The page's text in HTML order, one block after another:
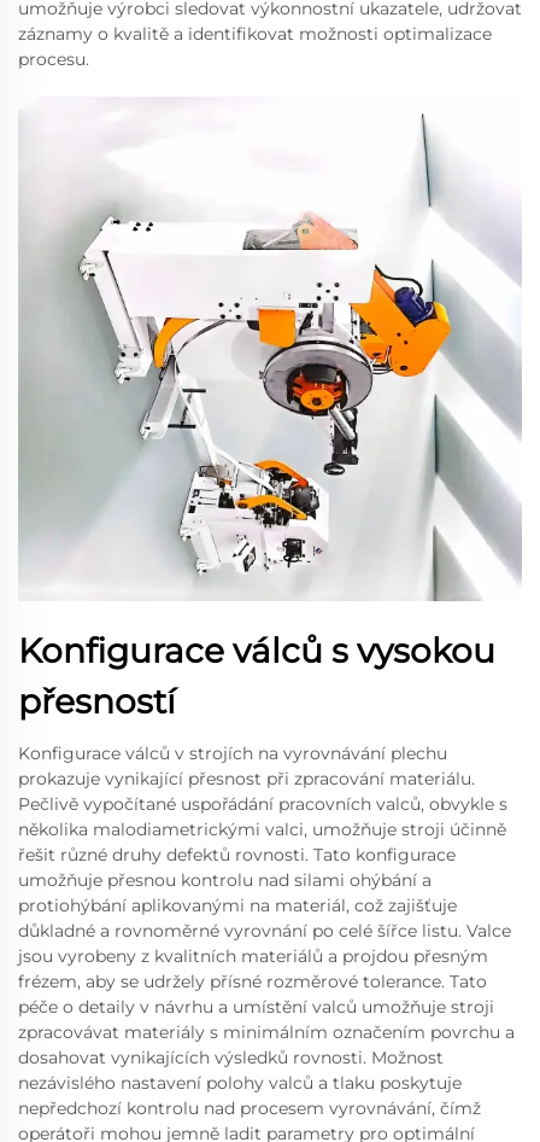
umožňuje výrobci sledovat výkonnostní ukazatele, udržovat
záznamy o kvalitě a identifikovat možnosti optimalizace
procesu.
Konfigurace válců s vysokou
přesností
Konfigurace válců v strojích na vyrovnávání plechu
prokazuje vynikající přesnost při zpracování materiálu.
Pečlivě vypočítané uspořádání pracovních valců, obvykle s
několika malodiametrickými valci, umožňuje stroji účinně
řešit různé druhy defektů rovnosti. Tato konfigurace
umožňuje přesnou kontrolu nad silami ohýbání a
protiohýbání aplikovanými na materiál, což zajišťuje
důkladné a rovnoměrné vyrovnání po celé šířce listu. Valce
jsou vyrobeny z kvalitních materiálů a projdou přesným
frézem, aby se udržely přísné rozměrové tolerance. Tato
péče o detaily v návrhu a umístění valců umožňuje stroji
zpracovávat materiály s minimálním označením povrchu a
dosahovat vynikajících výsledků rovnosti. Možnost
nezávislého nastavení polohy valců a tlaku poskytuje
nepředchozí kontrolu nad procesem vyrovnávání, čímž
operátoři mohou jemně ladit parametry pro optimální